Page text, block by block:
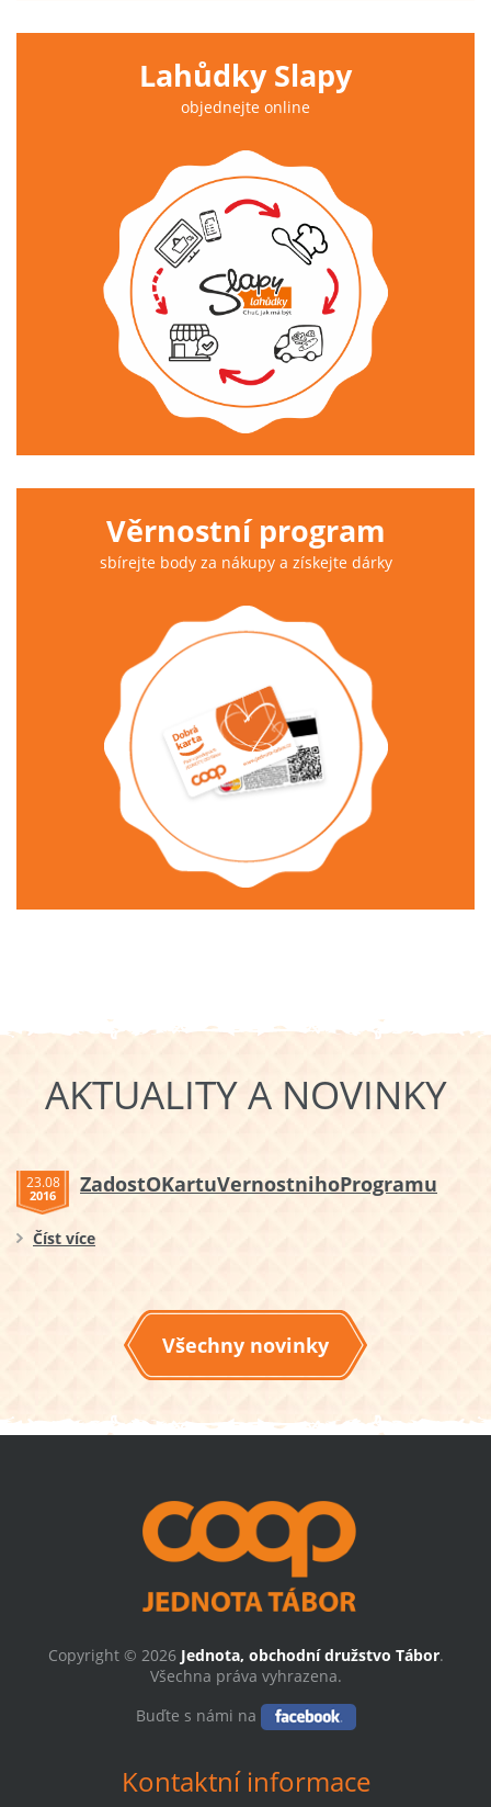
Lahůdky Slapy
objednejte online
Věrnostní program
sbírejte body za nákupy a získejte dárky
AKTUALITY A NOVINKY
23.08
2016 ZadostOKartuVernostnihoProgramu
Číst více
Všechny novinky
Copyright © 2026 Jednota, obchodní družstvo Tábor.
Všechna práva vyhrazena.
Buďte s námi na
Kontaktní informace